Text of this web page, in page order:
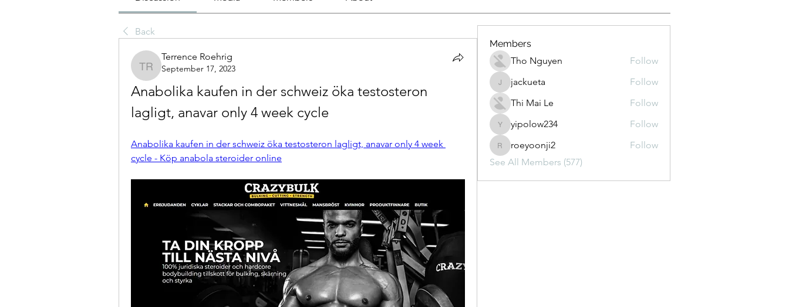
Back
Terrence Roehrig
Terrence Roehrig
September 17, 2023
Anabolika kaufen in der schweiz öka testosteron
lagligt, anavar only 4 week cycle
Anabolika kaufen in der schweiz öka testosteron lagligt, anavar only 4 week
cycle - Köp anabola steroider online
Members
Tho Nguyen
Follow
jackueta
jackueta
Follow
Thi Mai Le
Follow
yipolow234
yipolow234 Follow
roeyoonji2
roeyoonji2
Follow
See All Members (577)